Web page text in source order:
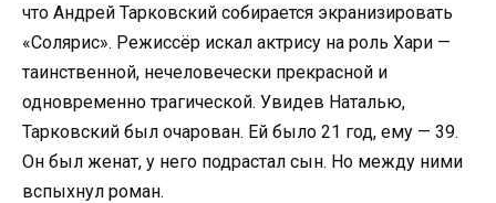
что Андрей Тарковский собирается экранизировать
«Солярис». Режиссёр искал актрису на роль Хари —
таинственной, нечеловечески прекрасной и
одновременно трагической. Увидев Наталью,
Тарковский был очарован. Ей было 21 год, ему — 39.
Он был женат, у него подрастал сын. Но между ними
вспыхнул роман.